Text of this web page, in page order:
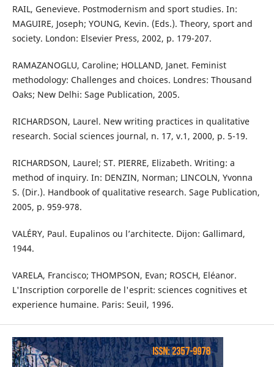
RAIL, Genevieve. Postmodernism and sport studies. In:
MAGUIRE, Joseph; YOUNG, Kevin. (Eds.). Theory, sport and
society. London: Elsevier Press, 2002, p. 179-207.
RAMAZANOGLU, Caroline; HOLLAND, Janet. Feminist
methodology: Challenges and choices. Londres: Thousand
Oaks; New Delhi: Sage Publication, 2005.
RICHARDSON, Laurel. New writing practices in qualitative
research. Social sciences journal, n. 17, v.1, 2000, p. 5-19.
RICHARDSON, Laurel; ST. PIERRE, Elizabeth. Writing: a
method of inquiry. In: DENZIN, Norman; LINCOLN, Yvonna
S. (Dir.). Handbook of qualitative research. Sage Publication,
2005, p. 959-978.
VALÉRY, Paul. Eupalinos ou l’architecte. Dijon: Gallimard,
1944.
VARELA, Francisco; THOMPSON, Evan; ROSCH, Eléanor.
L'Inscription corporelle de l'esprit: sciences cognitives et
experience humaine. Paris: Seuil, 1996.